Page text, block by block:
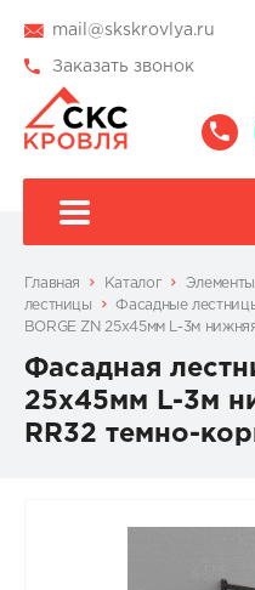
mail@skskrovlya.ru
Заказать звонок
Главная Каталог
лестницы
Фасадные
BORGE ZN 25х45мм L-3м
Фасадная
25х45мм L-3м
RR32 темно-